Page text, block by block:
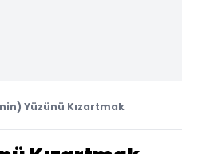
Yüzünü Kızartmak